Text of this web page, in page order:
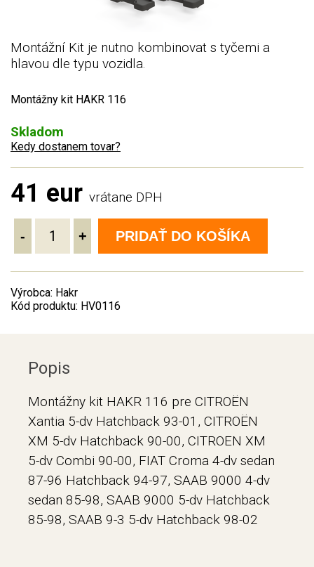
Montážní Kit je nutno kombinovat s tyčemi a
hlavou dle typu vozidla.
Montážny kit HAKR 116
Skladom
Kedy dostanem tovar?
41 eur vrátane DPH
- + PRIDAŤ DO KOŠÍKA
Výrobca: Hakr
Kód produktu: HV0116
Popis
Montážny kit HAKR 116 pre CITROËN
Xantia 5-dv Hatchback 93-01, CITROËN
XM 5-dv Hatchback 90-00, CITROEN XM
5-dv Combi 90-00, FIAT Croma 4-dv sedan
87-96 Hatchback 94-97, SAAB 9000 4-dv
sedan 85-98, SAAB 9000 5-dv Hatchback
85-98, SAAB 9-3 5-dv Hatchback 98-02